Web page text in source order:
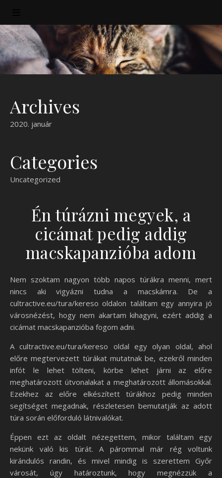
Archives
2020. január
Categories
Uncategorized
Én túrázni megyek, a
cicámat pedig addig
macskapanzióba adom
Nem szoktam nagyon több napos túrákra menni, mert
nincs aki vigyázni tudna a macskámra. De a
cultractive.eu/tura/kereso oldalon találtam egy annyira jó
városnézést, hogy nem akartam kihagyni, ezért addig a
cicámat macskapanzióba fogom adni.
A cultractive.eu/tura/kereso oldal egy olyan oldal, ahol
előre megtervezett túrákat mutatnak be, ezekről minden
infót le lehet tölteni, körbe lehet járni az előre
meghatározott útvonalakat a meghatározott állomásokkal.
Ezekhez az előre elkészített túrákhoz pedig minden
segítséget megadnak, részletesen bemutatják az adott
túra során előforduló látnivalókat.
Éppen ezt az oldalt nézegettem, mikor találtam egy
nekünk való kis túrát. A párommal már rég voltunk
kirándulós randin, és mivel mindig is szerettem Győr
városát, úgy határoztunk, hogy megnézzük a